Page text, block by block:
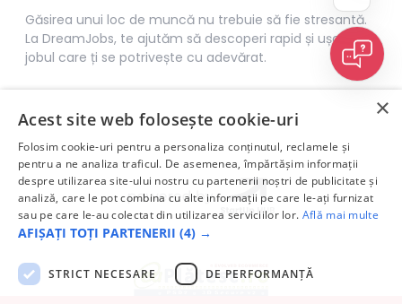
Găsirea unui loc de muncă nu trebuie să fie stresantă.
La DreamJobs, te ajutăm să descoperi rapid și ușor
jobul care ți se potrivește cu adevărat.
×
Acest site web folosește cookie-uri
Folosim cookie-uri pentru a personaliza conținutul, reclamele și
pentru a ne analiza traficul. De asemenea, împărtășim informații
despre utilizarea site-ului nostru cu partenerii noștri de publicitate și
analiză, care le pot combina cu alte informații pe care le-ați furnizat
sau pe care le-au colectat din utilizarea serviciilor lor. Află mai multe
AFIȘAȚI TOȚI PARTENERII (4) →
STRICT NECESARE DE PERFORMANȚĂ